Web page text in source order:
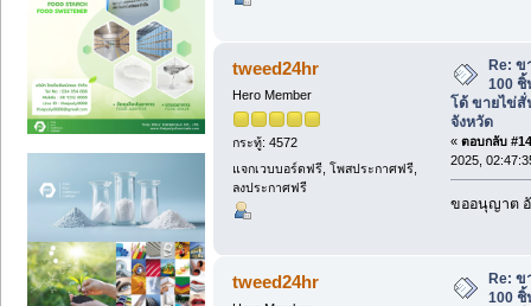
tweed24hr
Hero Member
กระทู้: 4572
แจกเวบบอร์ดฟรี, โพสประกาศฟรี,
ลงประกาศฟรี
Re: ข
100 ชิ้
โด้ ขายไข่สั่
จังหวัด
« ตอบกลับ
2025,
ขออนุญาต
tweed24hr
Re: ข
100 ชิ้